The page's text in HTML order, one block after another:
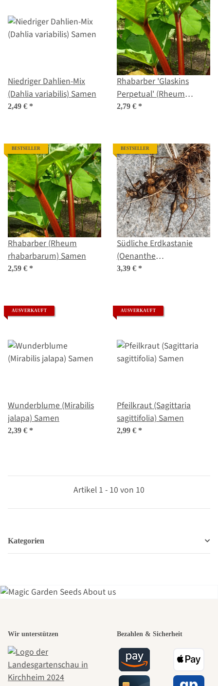
Niedriger Dahlien-Mix
(Dahlia variabilis) Samen
2,49 € *
Rhabarber 'Glaskins
Perpetual' (Rheum
rhabarbarum) Bio
2,79 € *
BESTSELLER
Rhabarber (Rheum
rhabarbarum) Samen
2,59 € *
BESTSELLER
Südliche Erdkastanie
(Oenanthe
pimpinelloides) Samen
3,39 € *
AUSVERKAUFT
Wunderblume (Mirabilis
jalapa) Samen
2,39 € *
AUSVERKAUFT
Pfeilkraut (Sagittaria
sagittifolia) Samen
2,99 € *
Artikel 1 - 10 von 10
Kategorien
schönsten
Wege zu uns
Wir unterstützen Bezahlen & Sicherheit